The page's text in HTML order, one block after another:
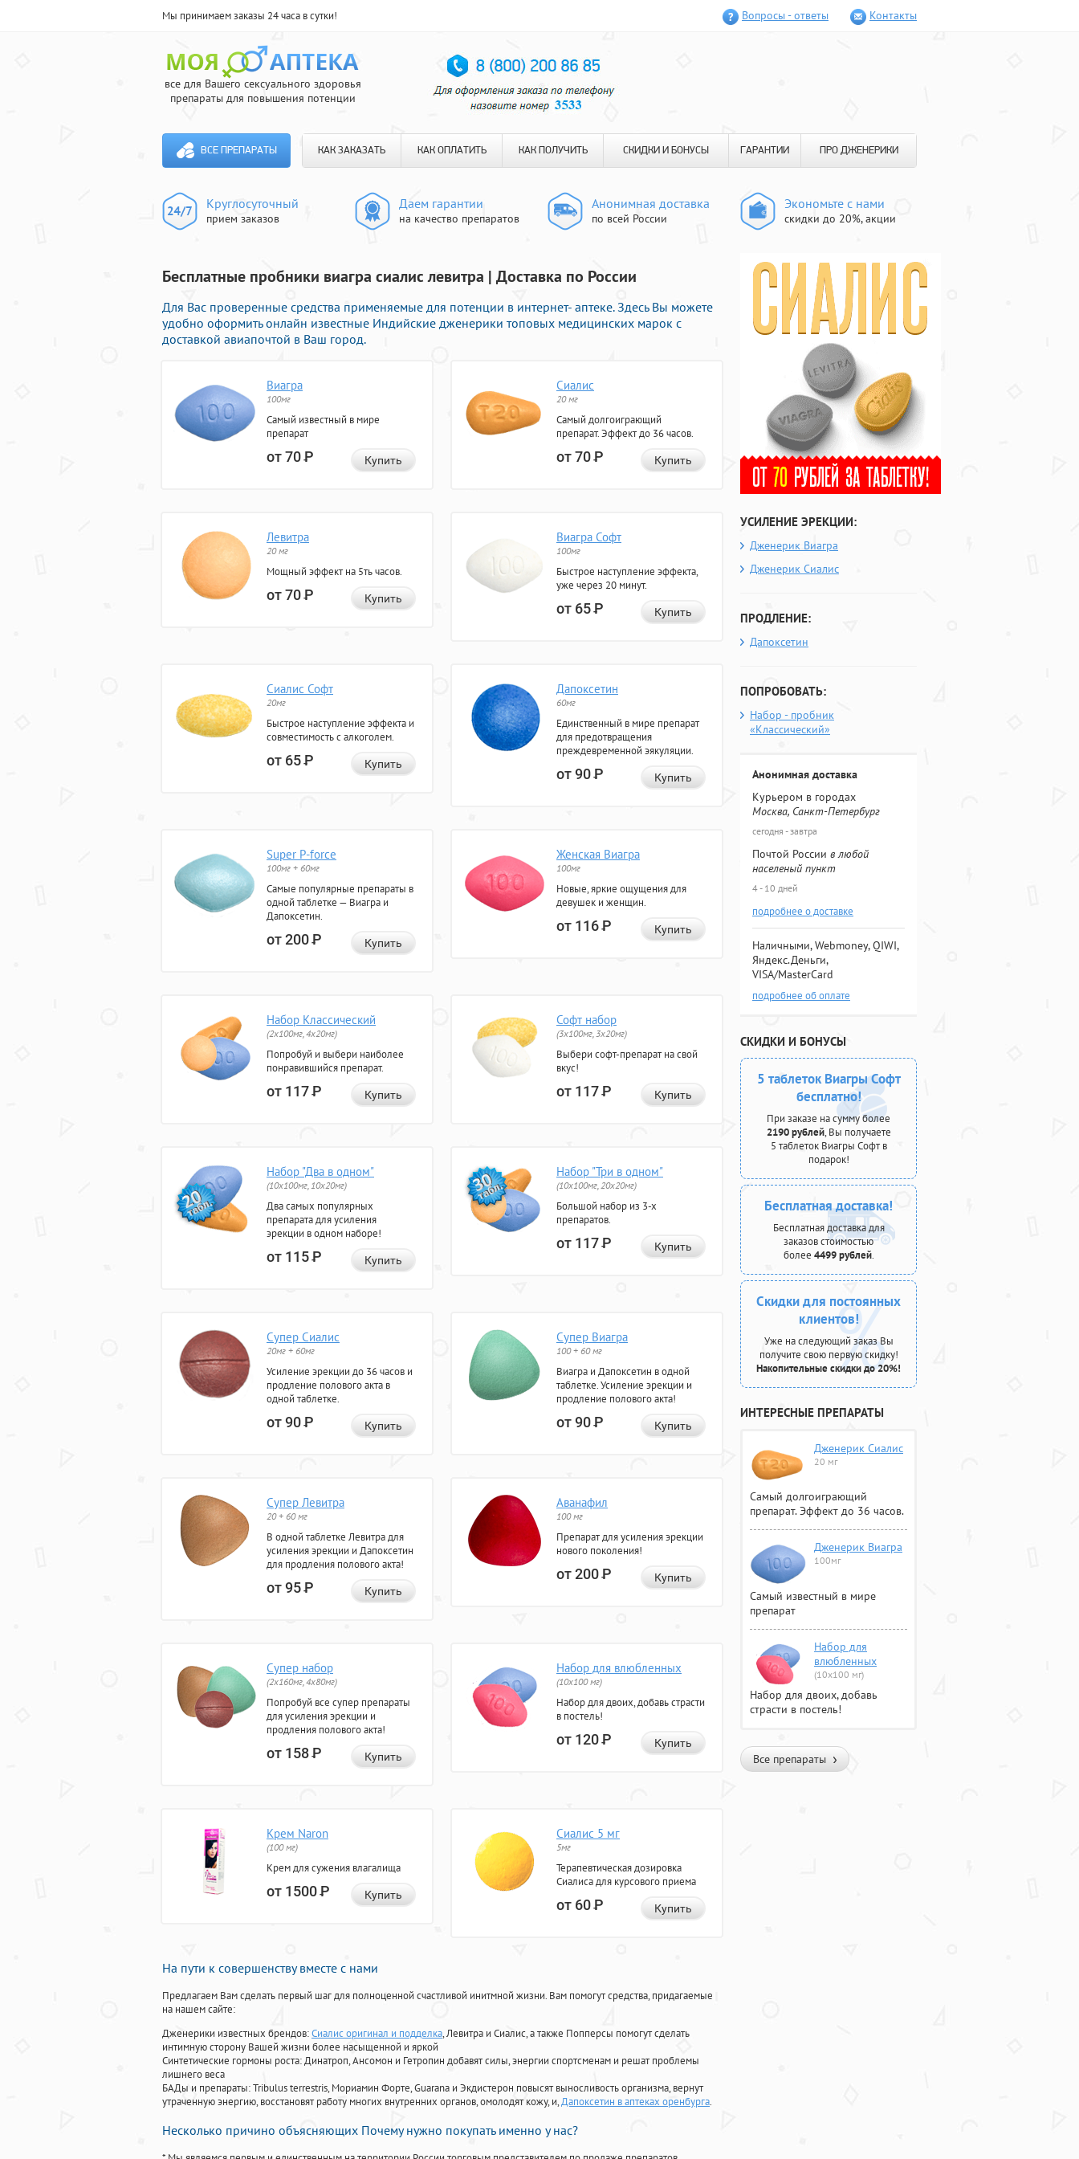
Мы принимаем заказы 24 часа в сутки! Вопросы - ответы Контакты
все для Вашего сексуального здоровья
препараты для повышения потенции
ВСЕ ПРЕПАРАТЫ КАК ЗАКАЗАТЬ КАК ОПЛАТИТЬ КАК ПОЛУЧИТЬ СКИДКИ И БОНУСЫ ГАРАНТИИ ПРО ДЖЕНЕРИКИ
Круглосуточный
прием заказов
Даем гарантии
на качество препаратов
Анонимная доставка
по всей России
Экономьте с нами
скидки до 20%, акции
Бесплатные пробники виагра сиалис левитра | Доставка по России
Для Вас проверенные средства применяемые для потенции в интернет- аптеке. Здесь Вы можете
удобно оформить онлайн известные Индийские дженерики топовых медицинских марок с
доставкой авиапочтой в Ваш город.
Виагра
100мг
Самый известный в мире
препарат
от 70Р Купить
Сиалис
20 мг
Самый долгоиграющий
препарат. Эффект до 36 часов.
от 70Р Купить
Левитра
20 мг
Мощный эффект на 5ть часов.
от 70Р Купить
Виагра Софт
100мг
Быстрое наступление эффекта,
уже через 20 минут.
от 65Р Купить
Сиалис Софт
20мг
Быстрое наступление эффекта и
совместимость с алкоголем.
от 65Р Купить
Дапоксетин
60мг
Единственный в мире препарат
для предотвращения
преждевременной эякуляции.
от 90Р Купить
Super P-force
100мг + 60мг
Самые популярные препараты в
одной таблетке — Виагра и
Дапоксетин.
от 200Р Купить
Женская Виагра
100мг
Новые, яркие ощущения для
девушек и женщин.
от 116Р Купить
Набор Классический
(2x100мг, 4x20мг)
Попробуй и выбери наиболее
понравившийся препарат.
от 117Р Купить
Софт набор
(3x100мг, 3x20мг)
Выбери софт-препарат на свой
вкус!
от 117Р Купить
Набор "Два в одном"
(10x100мг, 10x20мг)
Два самых популярных
препарата для усиления
эрекции в одном наборе!
от 115Р Купить
Набор "Три в одном"
(10x100мг, 20x20мг)
Большой набор из 3-х
препаратов.
от 117Р Купить
Супер Сиалис
20мг + 60мг
Усиление эрекции до 36 часов и
продление полового акта в
одной таблетке.
от 90Р Купить
Супер Виагра
100 + 60 мг
Виагра и Дапоксетин в одной
таблетке. Усиление эрекции и
продление полового акта!
от 90Р Купить
Супер Левитра
20 + 60 мг
В одной таблетке Левитра для
усиления эрекции и Дапоксетин
для продления полового акта!
от 95Р Купить
Аванафил
100 мг
Препарат для усиления эрекции
нового поколения!
от 200Р Купить
Супер набор
(2х160мг, 4х80мг)
Попробуй все супер препараты
для усиления эрекции и
продления полового акта!
от 158Р Купить
Набор для влюбленных
(10х100 мг)
Набор для двоих, добавь страсти
в постель!
от 120Р Купить
Крем Naron
(100 мг)
Крем для сужения влагалища
от 1500Р Купить
Сиалис 5 мг
5мг
Терапевтическая дозировка
Сиалиса для курсового приема
от 60Р Купить
На пути к совершенству вместе с нами
Предлагаем Вам сделать первый шаг для полноценной счастливой инитмной жизни. Вам помогут средства, придагаемые
на нашем сайте:
Дженерики известных брендов:Сиалис оригинал и подделка, Левитра и Сиалис, а также Попперсы помогут сделать
интимную сторону Вашей жизни более насыщенной и яркой
Синтетические гормоны роста: Динатроп, Ансомон и Гетропин добавят силы, энергии спортсменам и решат проблемы
лишнего веса
БАДы и препараты:Tribulus terrestris, Мориамин Форте, Guarana и Экдистерон повысят выносливость организма, вернут
утраченную энергию, восстановят работу многих внутренних органов, омолодят кожу, и,Дапоксетин в аптеках оренбурга.
Несколько причино объясняющих Почему нужно покупать именно у нас?
УСИЛЕНИЕ ЭРЕКЦИИ:
Дженерик Виагра
Дженерик Сиалис
ПРОДЛЕНИЕ:
Дапоксетин
ПОПРОБОВАТЬ:
Набор - пробник
«Классический»
Анонимная доставка
Курьером в городах
Москва, Санкт-Петербург
сегодня - завтра
Почтой России в любой
населеный пункт
4 - 10 дней
подробнее о доставке
Наличными, Webmoney, QIWI,
Яндекс.Деньги,
VISA/MasterCard
подробнее об оплате
СКИДКИ И БОНУСЫ
5 таблеток Виагры Софт
бесплатно!
При заказе на сумму более
2190 рублей, Вы получаете
5 таблеток Виагры Софт в
подарок!
Бесплатная доставка!
Бесплатная доставка для
заказов стоимостью
более 4499 рублей.
Скидки для постоянных
клиентов!
Уже на следующий заказ Вы
получите свою первую скидку!
Накопительные скидки до 20%!
ИНТЕРЕСНЫЕ ПРЕПАРАТЫ
Дженерик Сиалис
20 мг
Самый долгоиграющий
препарат. Эффект до 36 часов.
Дженерик Виагра
100мг
Самый известный в мире
препарат
Набор для
влюбленных
(10х100 мг)
Набор для двоих, добавь
страсти в постель!
Все препараты